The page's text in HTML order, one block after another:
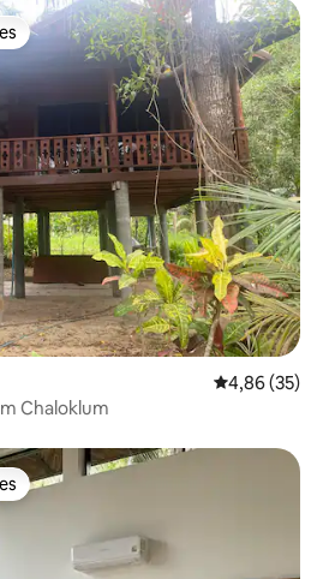
4,86 de uma
4,86 (35)
Chaloklum